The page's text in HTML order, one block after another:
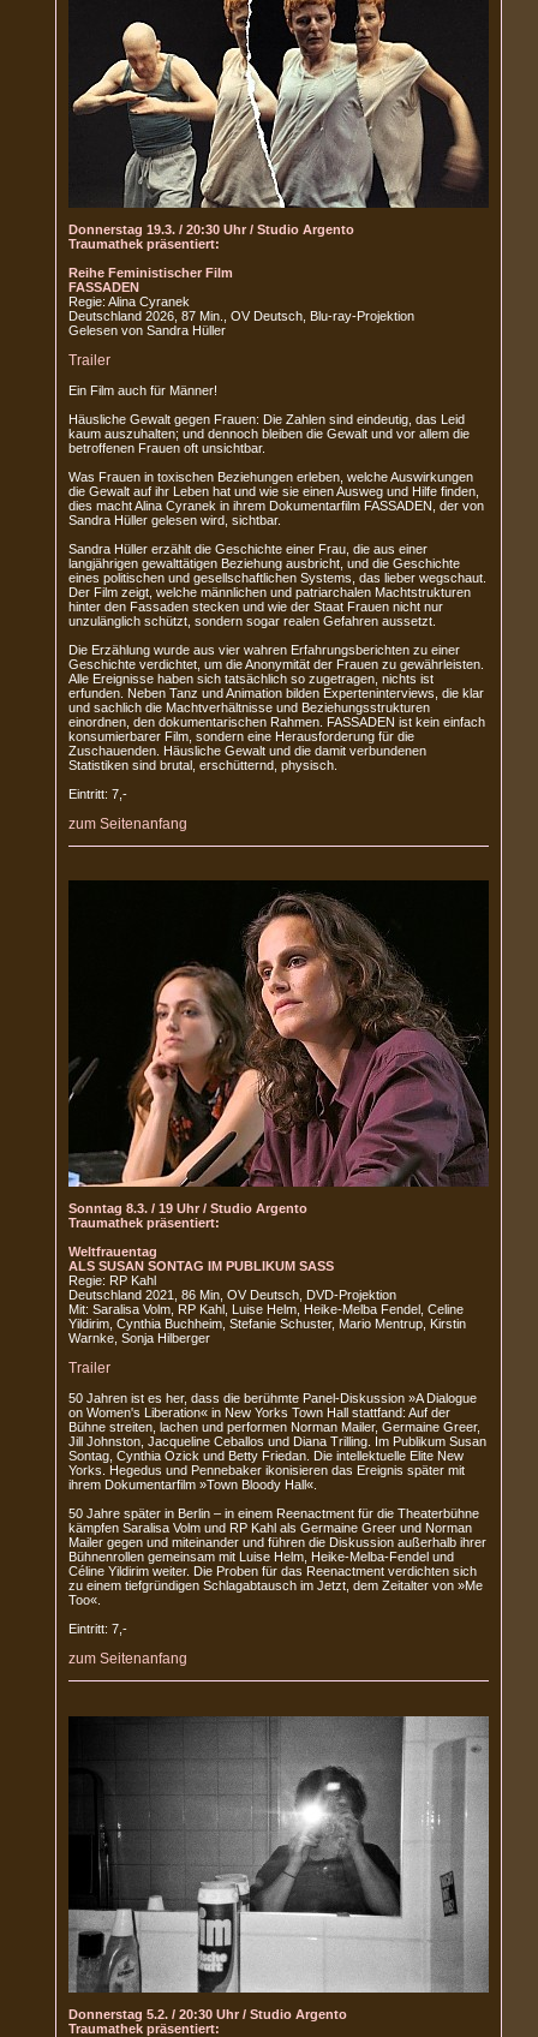
Donnerstag 19.3. / 20:30 Uhr / Studio Argento
Traumathek präsentiert:
Reihe Feministischer Film
FASSADEN
Regie: Alina Cyranek
Deutschland 2026, 87 Min., OV Deutsch, Blu-ray-Projektion
Gelesen von Sandra Hüller
Trailer
Ein Film auch für Männer!
Häusliche Gewalt gegen Frauen: Die Zahlen sind eindeutig, das Leid
kaum auszuhalten; und dennoch bleiben die Gewalt und vor allem die
betroffenen Frauen oft unsichtbar.
Was Frauen in toxischen Beziehungen erleben, welche Auswirkungen
die Gewalt auf ihr Leben hat und wie sie einen Ausweg und Hilfe finden,
dies macht Alina Cyranek in ihrem Dokumentarfilm FASSADEN, der von
Sandra Hüller gelesen wird, sichtbar.
Sandra Hüller erzählt die Geschichte einer Frau, die aus einer
langjährigen gewalttätigen Beziehung ausbricht, und die Geschichte
eines politischen und gesellschaftlichen Systems, das lieber wegschaut.
Der Film zeigt, welche männlichen und patriarchalen Machtstrukturen
hinter den Fassaden stecken und wie der Staat Frauen nicht nur
unzulänglich schützt, sondern sogar realen Gefahren aussetzt.
Die Erzählung wurde aus vier wahren Erfahrungsberichten zu einer
Geschichte verdichtet, um die Anonymität der Frauen zu gewährleisten.
Alle Ereignisse haben sich tatsächlich so zugetragen, nichts ist
erfunden. Neben Tanz und Animation bilden Experteninterviews, die klar
und sachlich die Machtverhältnisse und Beziehungsstrukturen
einordnen, den dokumentarischen Rahmen. FASSADEN ist kein einfach
konsumierbarer Film, sondern eine Herausforderung für die
Zuschauenden. Häusliche Gewalt und die damit verbundenen
Statistiken sind brutal, erschütternd, physisch.
Eintritt: 7,-
zum Seitenanfang
Sonntag 8.3. / 19 Uhr / Studio Argento
Traumathek präsentiert:
Weltfrauentag
ALS SUSAN SONTAG IM PUBLIKUM SASS
Regie: RP Kahl
Deutschland 2021, 86 Min, OV Deutsch, DVD-Projektion
Mit: Saralisa Volm, RP Kahl, Luise Helm, Heike-Melba Fendel, Celine
Yildirim, Cynthia Buchheim, Stefanie Schuster, Mario Mentrup, Kirstin
Warnke, Sonja Hilberger
Trailer
50 Jahren ist es her, dass die berühmte Panel-Diskussion »A Dialogue
on Women's Liberation« in New Yorks Town Hall stattfand: Auf der
Bühne streiten, lachen und performen Norman Mailer, Germaine Greer,
Jill Johnston, Jacqueline Ceballos und Diana Trilling. Im Publikum Susan
Sontag, Cynthia Ozick und Betty Friedan. Die intellektuelle Elite New
Yorks. Hegedus und Pennebaker ikonisieren das Ereignis später mit
ihrem Dokumentarfilm »Town Bloody Hall«.
50 Jahre später in Berlin – in einem Reenactment für die Theaterbühne
kämpfen Saralisa Volm und RP Kahl als Germaine Greer und Norman
Mailer gegen und miteinander und führen die Diskussion außerhalb ihrer
Bühnenrollen gemeinsam mit Luise Helm, Heike-Melba-Fendel und
Céline Yildirim weiter. Die Proben für das Reenactment verdichten sich
zu einem tiefgründigen Schlagabtausch im Jetzt, dem Zeitalter von »Me
Too«.
Eintritt: 7,-
zum Seitenanfang
Donnerstag 5.2. / 20:30 Uhr / Studio Argento
Traumathek präsentiert: